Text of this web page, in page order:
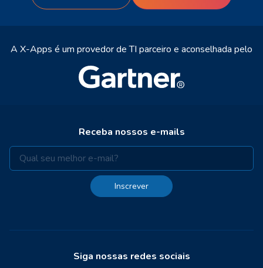
A X-Apps é um provedor de TI parceiro e aconselhada pelo
Receba nossos e-mails
Inscrever
Siga nossas redes sociais